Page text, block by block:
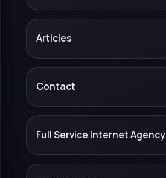
Articles
Contact
Full Service Internet Agency